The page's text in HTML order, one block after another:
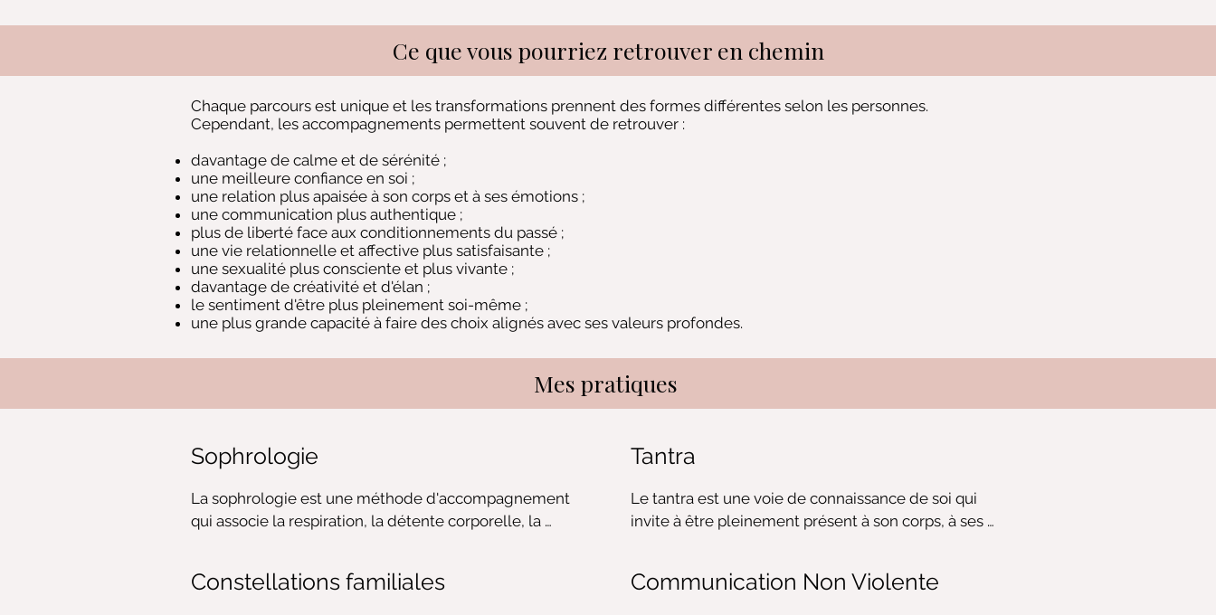
Chaque parcours est unique et les transformations prennent des formes différentes selon les personnes.
Cependant, les accompagnements permettent souvent de retrouver :
davantage de calme et de sérénité ;
une meilleure confiance en soi ;
une relation plus apaisée à son corps et à ses émotions ;
une communication plus authentique ;
plus de liberté face aux conditionnements du passé ;
une vie relationnelle et affective plus satisfaisante ;
une sexualité plus consciente et plus vivante ;
davantage de créativité et d'élan ;
le sentiment d'être plus pleinement soi-même ;
une plus grande capacité à faire des choix alignés avec ses valeurs profondes.
Ce que vous pourriez retrouver en chemin
Mes pratiques
Sophrologie
La sophrologie est une méthode d'accompagnement
qui associe la respiration, la détente corporelle, la
ressentis, de mobiliser ses ressources et de retrouver
Tantra
Le tantra est une voie de connaissance de soi qui
invite à être pleinement présent à son corps, à ses
d'ouverture de la conscience où chaque expérience
Constellations familiales Communication Non Violente